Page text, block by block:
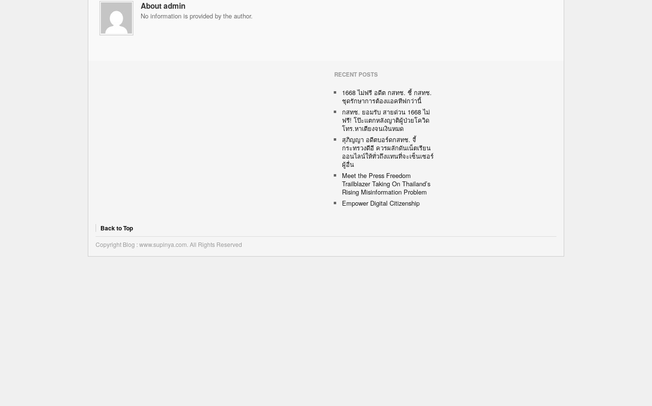
About admin
No information is provided by the author.
RECENT POSTS
1668 ไม่ฟรี อดีต กสทช. ชี้ กสทช.
ชุดรักษาการต้องแอคทีฟกว่านี้
กสทช. ยอมรับ สายด่วน 1668 ไม่
ฟรี! โป๊ะแตกหลังญาติผู้ป่วยโควิด
โทร.หาเตียงจนเงินหมด
สุภิญญา อดีตบอร์ดกสทช. จี้
กระทรวงดีอี ควรผลักดันเน็ตเรียน
ออนไลน์ให้ทั่วถึงแทนที่จะเซ็นเซอร์
ผู้อื่น
Meet the Press Freedom
Trailblazer Taking On Thailand’s
Rising Misinformation Problem
Empower Digital Citizenship
Back to Top
Copyright Blog : www.supinya.com. All Rights Reserved